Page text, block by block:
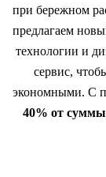
при бережном
предлагаем
технологии и
сервис,
экономными. С
40% от